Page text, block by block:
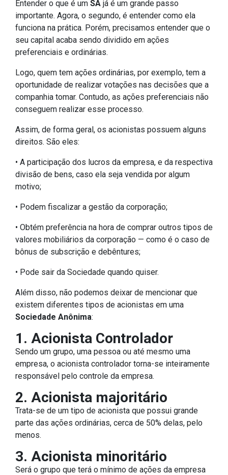
Entender o que é um SA já é um grande passo
importante. Agora, o segundo, é entender como ela
funciona na prática. Porém, precisamos entender que o
seu capital acaba sendo dividido em ações
preferenciais e ordinárias.
Logo, quem tem ações ordinárias, por exemplo, tem a
oportunidade de realizar votações nas decisões que a
companhia tomar. Contudo, as ações preferenciais não
conseguem realizar esse processo.
Assim, de forma geral, os acionistas possuem alguns
direitos. São eles:
• A participação dos lucros da empresa, e da respectiva
divisão de bens, caso ela seja vendida por algum
motivo;
• Podem fiscalizar a gestão da corporação;
• Obtém preferência na hora de comprar outros tipos de
valores mobiliários da corporação — como é o caso de
bônus de subscrição e debêntures;
• Pode sair da Sociedade quando quiser.
Além disso, não podemos deixar de mencionar que
existem diferentes tipos de acionistas em uma
Sociedade Anônima:
1. Acionista Controlador
Sendo um grupo, uma pessoa ou até mesmo uma
empresa, o acionista controlador torna-se inteiramente
responsável pelo controle da empresa.
2. Acionista majoritário
Trata-se de um tipo de acionista que possui grande
parte das ações ordinárias, cerca de 50% delas, pelo
menos.
3. Acionista minoritário
Será o grupo que terá o mínimo de ações da empresa